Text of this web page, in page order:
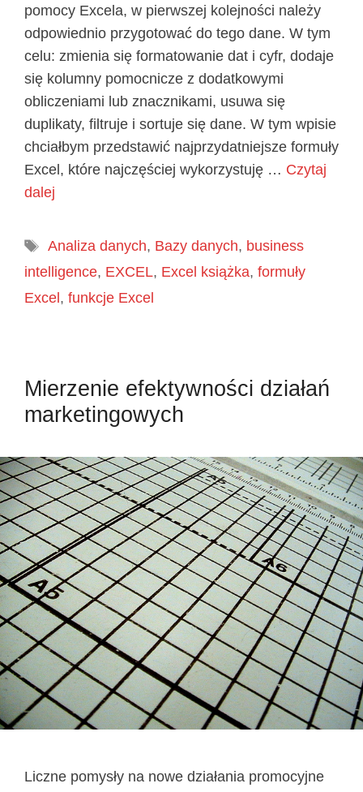
pomocy Excela, w pierwszej kolejności należy
odpowiednio przygotować do tego dane. W tym
celu: zmienia się formatowanie dat i cyfr, dodaje
się kolumny pomocnicze z dodatkowymi
obliczeniami lub znacznikami, usuwa się
duplikaty, filtruje i sortuje się dane. W tym wpisie
chciałbym przedstawić najprzydatniejsze formuły
Excel, które najczęściej wykorzystuję … Czytaj
dalej
Tagi
Analiza danych, Bazy danych, business
intelligence, EXCEL, Excel książka, formuły
Excel , funkcje Excel
Mierzenie efektywności działań
marketingowych
Liczne pomysły na nowe działania promocyjne